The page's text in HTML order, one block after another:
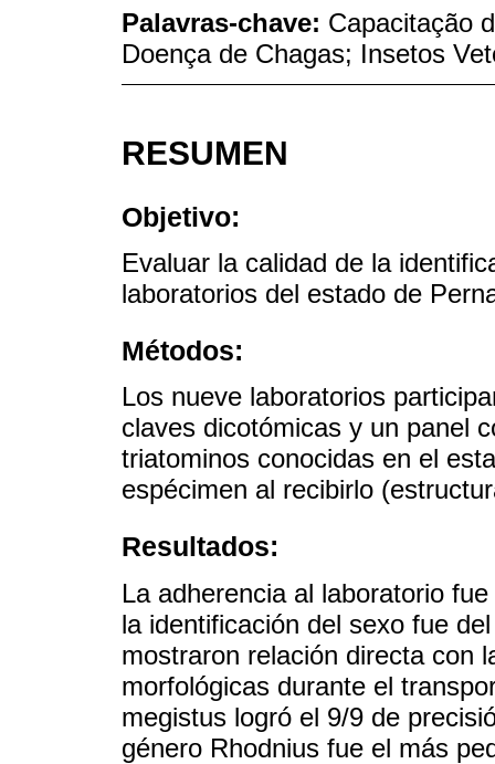
Palavras-chave: Capacitação
Doença de Chagas; Insetos
RESUMEN
Objetivo:
Evaluar la calidad de la
laboratorios del estado de
Métodos:
Los nueve laboratorios
claves dicotómicas y un panel
triatominos conocidas en el
espécimen al recibirlo
Resultados:
La adherencia al laboratorio
la identificación del sexo fue
mostraron relación directa con
morfológicas durante el
megistus logró el 9/9 de
género Rhodnius fue el más